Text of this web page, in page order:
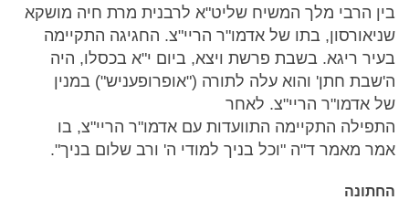
בין הרבי מלך המשיח שליט"א לרבנית מרת חיה מושקא
שניאורסון, בתו של אדמו"ר הריי"צ. החגיגה התקיימה
בעיר ריגא. בשבת פרשת ויצא, ביום י"א בכסלו, היה
ה'שבת חתן' והוא עלה לתורה ("אופרופעניש") במנין
של אדמו"ר הריי"צ. לאחר
התפילה התקיימה התוועדות עם אדמו"ר הריי"צ, בו
אמר מאמר ד"ה "וכל בניך למודי ה' ורב שלום בניך".
החתונה